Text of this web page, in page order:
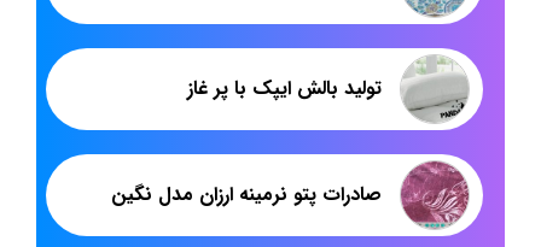
تولید بالش ایپک با پر غاز
صادرات پتو نرمینه ارزان مدل نگین